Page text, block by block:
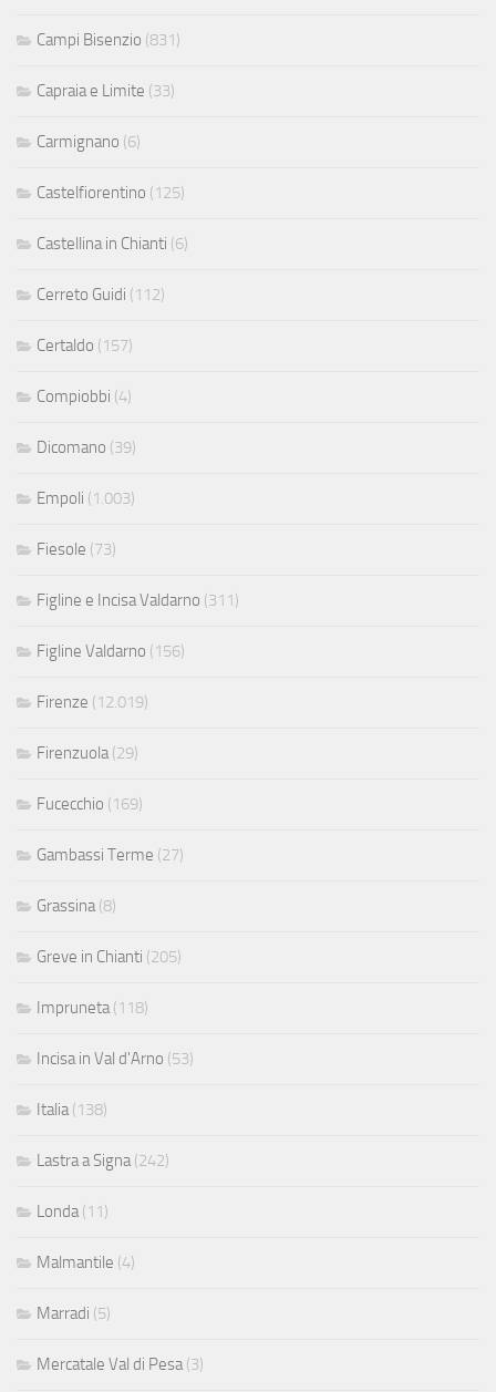
Campi Bisenzio (831)
Capraia e Limite (33)
Carmignano (6)
Castelfiorentino (125)
Castellina in Chianti (6)
Cerreto Guidi (112)
Certaldo (157)
Compiobbi (4)
Dicomano (39)
Empoli (1.003)
Fiesole (73)
Figline e Incisa Valdarno (311)
Figline Valdarno (156)
Firenze (12.019)
Firenzuola(29)
Fucecchio (169)
Gambassi Terme (27)
Grassina(8)
Greve in Chianti (205)
Impruneta(118)
Incisa in Val d'Arno (53)
Italia(138)
Lastra a Signa(242)
Londa(11)
Malmantile (4)
Marradi (5)
Mercatale Val di Pesa(3)